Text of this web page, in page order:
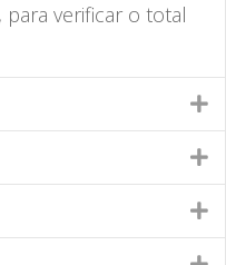
verificar o total